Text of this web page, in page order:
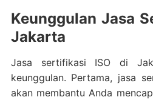
Keunggulan Jasa
Jakarta
Jasa sertifikasi ISO di
keunggulan. Pertama, jasa
akan membantu Anda